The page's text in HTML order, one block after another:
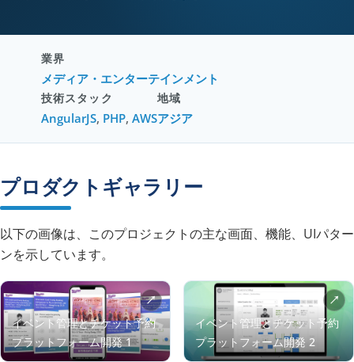
業界
メディア・エンターテインメント
技術スタック
AngularJS, PHP, AWS
地域
アジア
プロダクトギャラリー
以下の画像は、このプロジェクトの主な画面、機能、UIパター
ンを示しています。